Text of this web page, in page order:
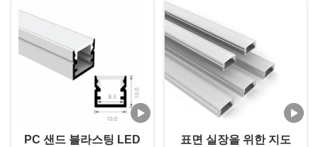
PC 샌드 블라스팅 LED
표면 실장을 위한 지도